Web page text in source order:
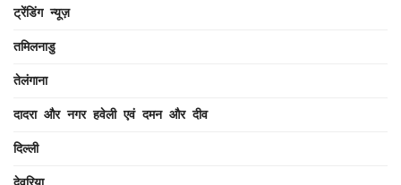
ट्रेंडिंग न्यूज़
तमिलनाडु
तेलंगाना
दादरा और नगर हवेली एवं दमन और दीव
दिल्ली
देवरिया